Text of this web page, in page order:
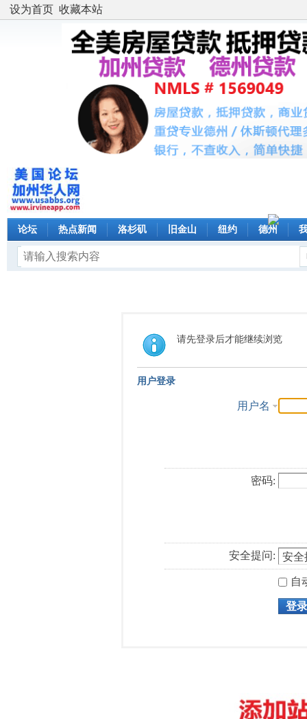
设为首页 收藏本站
论坛 热点新闻 洛杉矶 旧金山 纽约 德州
请先登录后才能继续浏览
用户登录
用户名
密码:
安全提问:
自
登录